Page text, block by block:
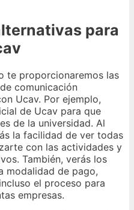
para
te proporcionaremos las
comunicación
Ucav. Por ejemplo,
de Ucav para que
de la universidad. Al
la facilidad de ver todas
con las actividades y
También, verás los
modalidad de pago,
el proceso para
empresas.